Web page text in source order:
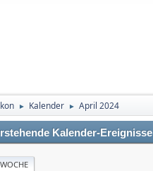
► Kalender ► April 2024
Kalender-Ereignisse
WOCHE